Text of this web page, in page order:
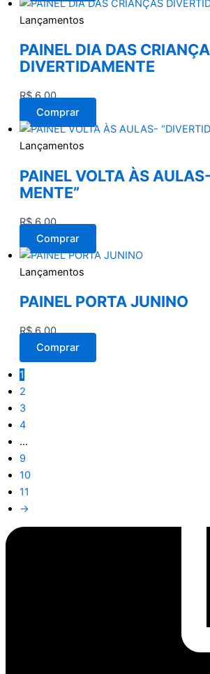
Lançamentos
PAINEL DIA DAS
DIVERTIDAMENTE
R$6,00
Comprar
Lançamentos
PAINEL VOLTA ÀS
MENTE”
R$6,00
Comprar
Lançamentos
PAINEL PORTA JUNINO
R$6,00
Comprar
1
2
3
4
…
9
10
11
→